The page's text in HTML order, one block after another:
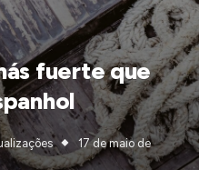
fuerte que
17 de maio de